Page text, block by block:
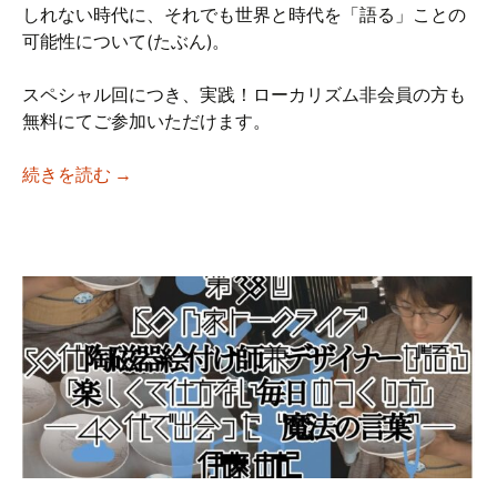
しれない時代に、それでも世界と時代を「語る」ことの
可能性について(たぶん)。
スペシャル回につき、実践！ローカリズム非会員の方も
無料にてご参加いただけます。
続きを読む 【iso乃家トークライブVol.39】「ふりかえり
→